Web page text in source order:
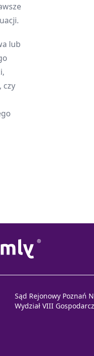
lub
czy
Sąd Rejonowy Poznań
Wydział VIII